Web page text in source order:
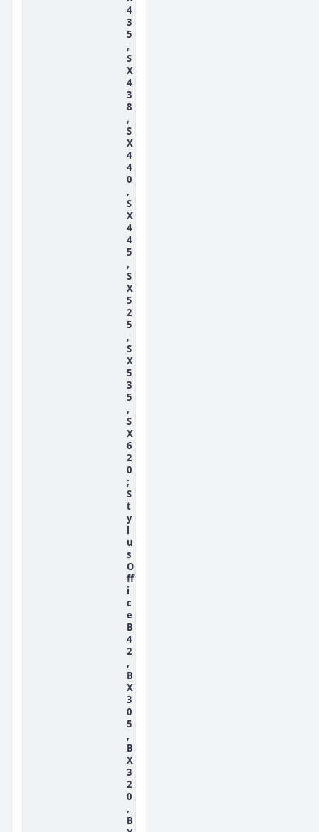
4
3
5
,
S
X
4
3
8
,
S
X
4
4
0
,
S
X
4
4
5
,
S
X
5
2
5
,
S
X
5
3
5
,
S
X
6
2
0
;
S
t
y
l
u
s
O
ff
i
c
e
B
4
2
,
B
X
3
0
5
,
B
X
3
2
0
,
B